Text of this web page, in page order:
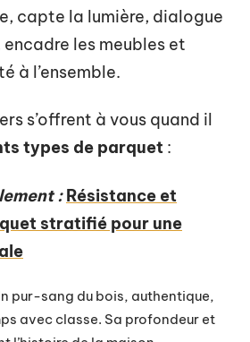
capte la lumière, dialogue
les meubles et
à l’ensemble.
s’offrent à vous quand il
types de parquet :
: Résistance et
stratifié pour une
pur-sang du bois, authentique,
avec classe. Sa profondeur et